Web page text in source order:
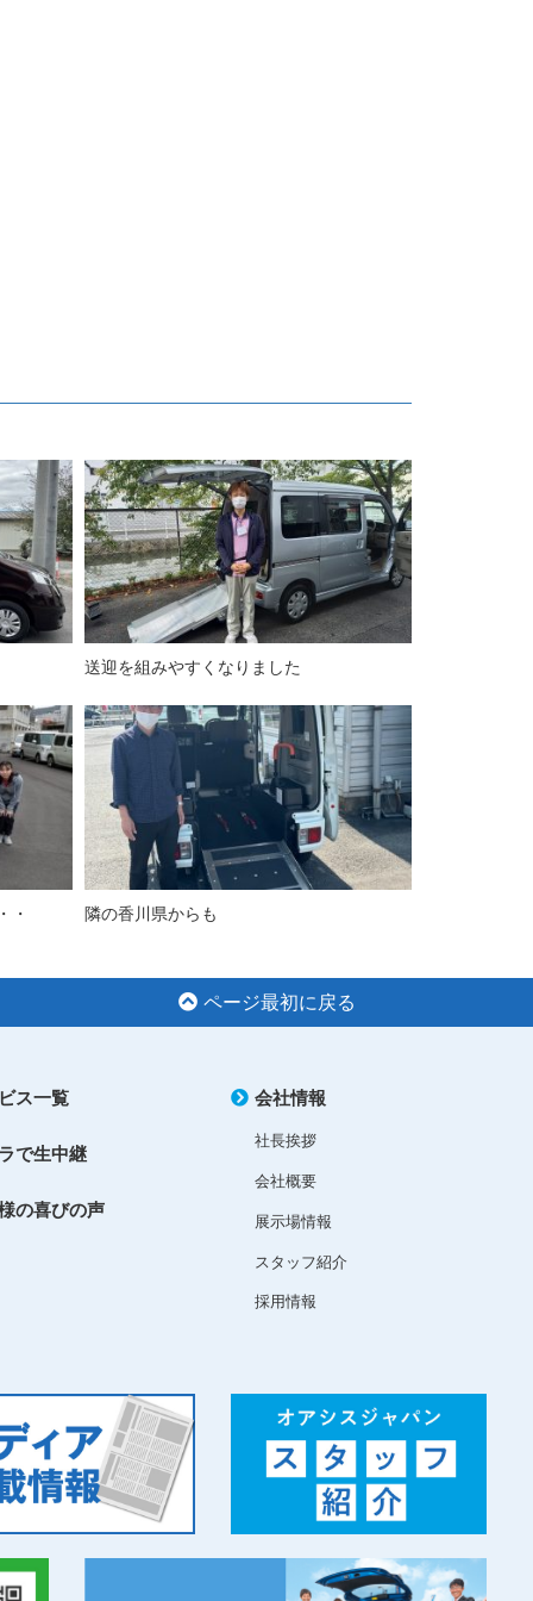
送迎を組みやすくなりました
・ 隣の香川県からも
ページ最初に戻る
ス一覧
で生中継
の喜びの声
会社情報
社長挨拶
会社概要
展示場情報
スタッフ紹介
採用情報